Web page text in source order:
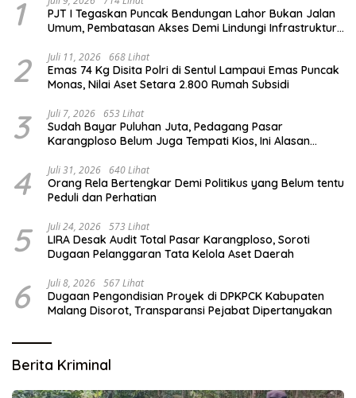
1
PJT I Tegaskan Puncak Bendungan Lahor Bukan Jalan
Umum, Pembatasan Akses Demi Lindungi Infrastruktur
2 Juli 11, 2026 668 Lihat
Emas 74 Kg Disita Polri di Sentul Lampaui Emas Puncak
Monas, Nilai Aset Setara 2.800 Rumah Subsidi
3 Juli 7, 2026 653 Lihat
Sudah Bayar Puluhan Juta, Pedagang Pasar
Karangploso Belum Juga Tempati Kios, Ini Alasan
4 Juli 31, 2026 640 Lihat
Orang Rela Bertengkar Demi Politikus yang Belum tentu
Peduli dan Perhatian
5 Juli 24, 2026 573 Lihat
LIRA Desak Audit Total Pasar Karangploso, Soroti
Dugaan Pelanggaran Tata Kelola Aset Daerah
6 Juli 8, 2026 567 Lihat
Dugaan Pengondisian Proyek di DPKPCK Kabupaten
Malang Disorot, Transparansi Pejabat Dipertanyakan
Berita Kriminal